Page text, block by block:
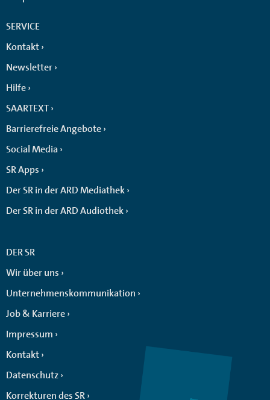
SERVICE
Kontakt
Newsletter
Hilfe
SAARTEXT
Barrierefreie Angebote
Social Media
SR Apps
Der SR in der ARD Mediathek
Der SR in der ARD Audiothek
DER SR
Wir über uns
Unternehmenskommunikation
Job & Karriere
Impressum
Kontakt
Datenschutz
Korrekturen des SR